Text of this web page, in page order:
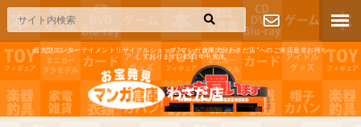
超大型エンターテイメントリサイクルショップ"マンガ倉庫大分わさだ店"へのご来店是非お待ち
しております!365日年中無休
お問い合わ
せ